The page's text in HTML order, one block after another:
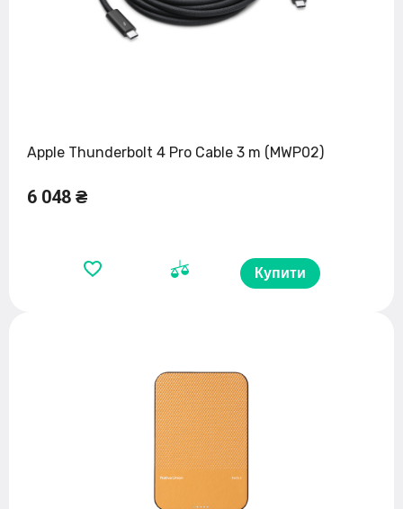
Apple Thunderbolt 4 Pro Cable 3 m (MWP02)
6 048 ₴
Купити